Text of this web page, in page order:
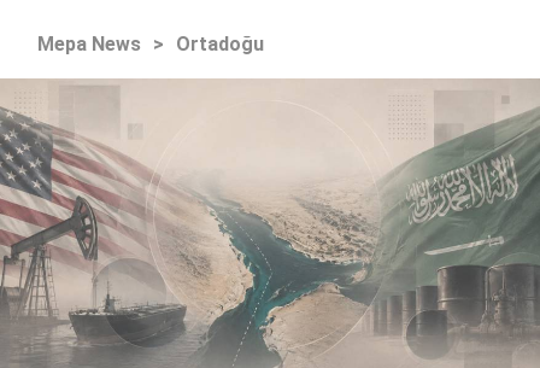
Mepa News > Ortadoğu